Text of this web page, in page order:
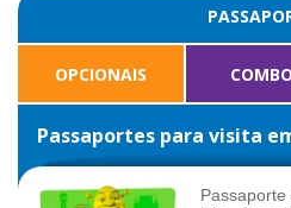
OPCIONAIS
Passaportes para visita
Passaporte